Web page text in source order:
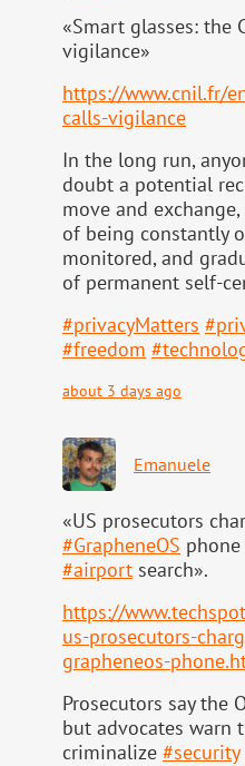
«Smart glasses: the
vigilance»
https://www.cnil.fr/
calls-vigilance
In the long run,
doubt a potential
move and
of being constantly
monitored, and
of permanent self-
#privacyMatters #
#freedom #
about 3 days ago
Emanuele
«US prosecutors
#GrapheneOS
#airport search».
https://www.
us-prosecutors-
grapheneos-
Prosecutors say the
but advocates warn
criminalize #security